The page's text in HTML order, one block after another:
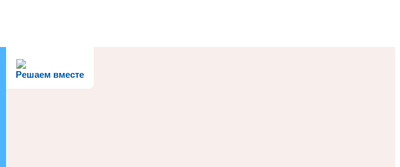
Решаем вместе